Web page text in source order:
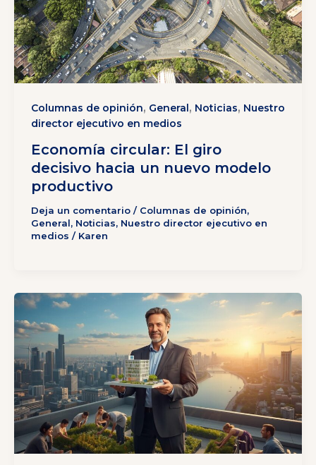
Columnas de opinión, General, Noticias, Nuestro
director ejecutivo en medios
Economía circular: El giro
decisivo hacia un nuevo modelo
productivo
Deja un comentario / Columnas de opinión,
General, Noticias, Nuestro director ejecutivo en
medios / Karen